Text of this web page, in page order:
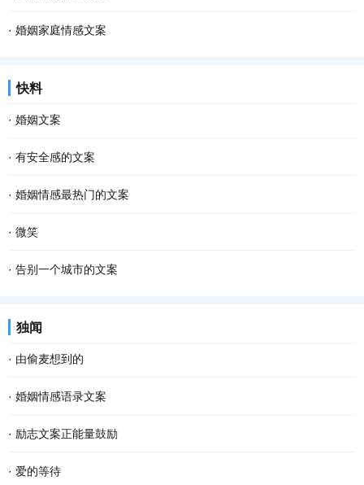
· 婚姻家庭情感文案
快料
· 婚姻文案
· 有安全感的文案
· 婚姻情感最热门的文案
· 微笑
· 告别一个城市的文案
独闻
· 由偷麦想到的
· 婚姻情感语录文案
· 励志文案正能量鼓励
· 爱的等待